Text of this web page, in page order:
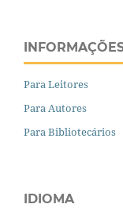
Para Leitores
Para Autores
Para Bibliotecários
IDIOMA